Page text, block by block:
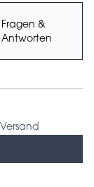
Fragen &
Antworten